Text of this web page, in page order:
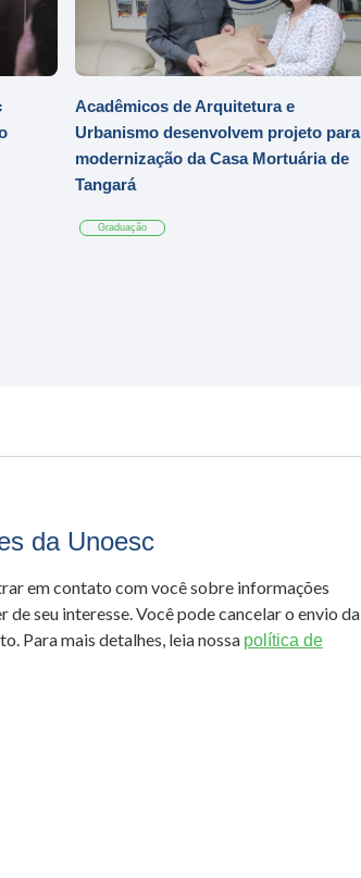
Acadêmicos de Arquitetura e
Urbanismo desenvolvem projeto para
modernização da Casa Mortuária de
Tangará
Graduação
da Unoesc
em contato com você sobre informações
de seu interesse. Você pode cancelar o envio da
Para mais detalhes, leia nossa política de